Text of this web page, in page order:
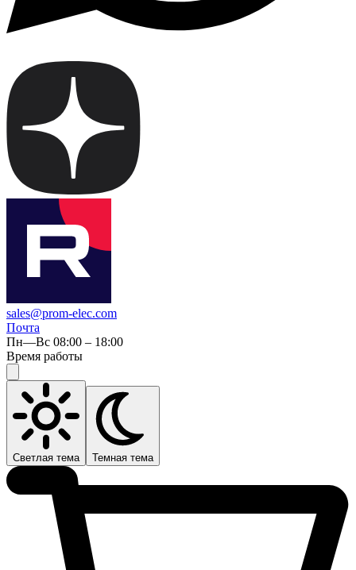
sales@prom-elec.com
Почта
Пн—Вс 08:00 – 18:00
Время работы
Светлая тема Темная тема